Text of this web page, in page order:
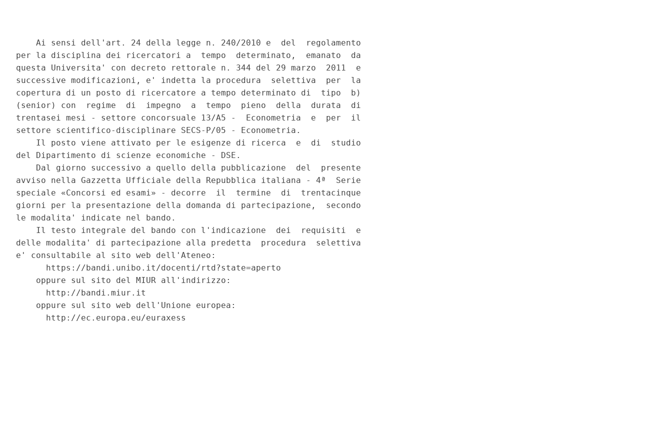
    Ai sensi dell'art. 24 della legge n. 240/2010 e  del  regolamento
per la disciplina dei ricercatori a  tempo  determinato,  emanato  da
questa Universita' con decreto rettorale n. 344 del 29 marzo  2011  e
successive modificazioni, e' indetta la procedura  selettiva  per  la
copertura di un posto di ricercatore a tempo determinato di  tipo  b)
(senior) con  regime  di  impegno  a  tempo  pieno  della  durata  di
trentasei mesi - settore concorsuale 13/A5 -  Econometria  e  per  il
settore scientifico-disciplinare SECS-P/05 - Econometria.
    Il posto viene attivato per le esigenze di ricerca  e  di  studio
del Dipartimento di scienze economiche - DSE.
    Dal giorno successivo a quello della pubblicazione  del  presente
avviso nella Gazzetta Ufficiale della Repubblica italiana - 4ª  Serie
speciale «Concorsi ed esami» - decorre  il  termine  di  trentacinque
giorni per la presentazione della domanda di partecipazione,  secondo
le modalita' indicate nel bando.
    Il testo integrale del bando con l'indicazione  dei  requisiti  e
delle modalita' di partecipazione alla predetta  procedura  selettiva
e' consultabile al sito web dell'Ateneo:
      https://bandi.unibo.it/docenti/rtd?state=aperto
    oppure sul sito del MIUR all'indirizzo:
      http://bandi.miur.it
    oppure sul sito web dell'Unione europea:
      http://ec.europa.eu/euraxess